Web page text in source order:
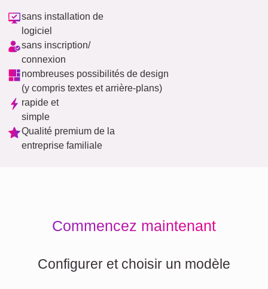
sans installation de
logiciel
sans inscription/
connexion
nombreuses possibilités de design
(y compris textes et arrière-plans)
rapide et
simple
Qualité premium de la
entreprise familiale
Commencez maintenant
Configurer et choisir un modèle